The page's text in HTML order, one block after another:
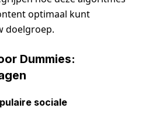
optimaal kunt
doelgroep.
Dummies:
sociale